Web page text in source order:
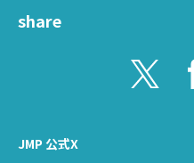
share
JMP 公式X